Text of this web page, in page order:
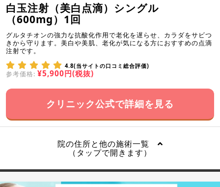
白玉注射（美白点滴）シングル
（600mg）1回
グルタチオンの強力な抗酸化作用で老化を遅らせ、カラダをサビつ
きから守ります。美白や美肌、老化が気になる方におすすめの点滴
注射です。
4.8(当サイトの口コミ総合評価)
参考価格: ¥5,900円(税抜)
クリニック公式で詳細を見る
院の住所と他の施術一覧
（タップで開きます）